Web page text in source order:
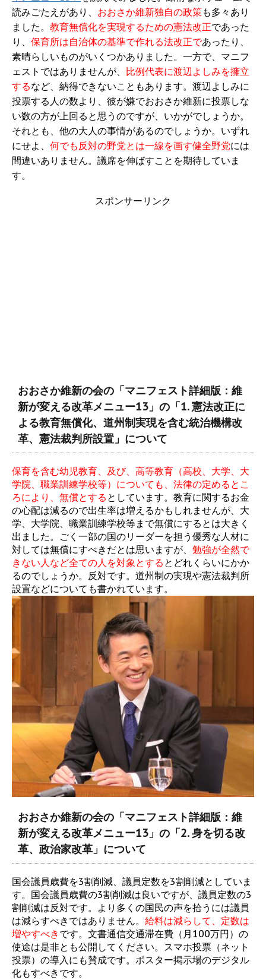
読みごたえがあり、 おおさか維新独自の政策も多々あり
ました。 教育無償化を実現するための憲法改正であった
り、 保育所は自治体の基準で作れる法改正であったり、
素晴らしいものがいくつかありました。一方で、マニフ
ェストではありませんが、 比例代表に渡辺よしみを擁立
するなど、納得できないこともあります。渡辺よしみに
投票する人の数より、彼が嫌でおおさか維新に投票しな
い数の方が上回ると思うのですが、いかがでしょうか。
それとも、他の大人の事情があるのでしょうか。いずれ
にせよ、 何でも反対の野党とは一線を画す健全野党には
間違いありません。議席を伸ばすことを期待していま
す。
スポンサーリンク
おおさか維新の会の「マニフェスト詳細版：維
新が変える改革メニュー13」の「1. 憲法改正に
よる教育無償化、道州制実現を含む統治機構改
革、憲法裁判所設置」について
保育を含む幼児教育、及び、高等教育（高校、大学、大
学院、職業訓練学校等）についても、法律の定めるとこ
ろにより、無償とする としています。教育に関するお金
の心配は減るので出生率は増えるかもしれませんが、大
学、大学院、職業訓練学校等まで無償にするとは大きく
出ました。ごく一部の国のリーダーを担う優秀な人材に
対しては無償にすべきだとは思いますが、 勉強が全然で
きない人など全ての人を対象とする とどれくらいにかか
るのでしょうか。反対です。道州制の実現や憲法裁判所
設置などについても書かれています。
おおさか維新の会の「マニフェスト詳細版：維
新が変える改革メニュー13」の「2. 身を切る改
革、政治家改革」について
国会議員歳費を3割削減、議員定数を3割削減としていま
す。国会議員歳費の3割削減は良いですが、議員定数の3
割削減は反対です。より多くの国民の声を拾うには議員
は減らすべきではありません。 給料は減らして、定数は
増やすべき です。文書通信交通滞在費（月100万円）の
使途は是非とも公開してください。スマホ投票（ネット
投票）の導入にも賛成です。ポスター掲示場のデジタル
化もすべきです。